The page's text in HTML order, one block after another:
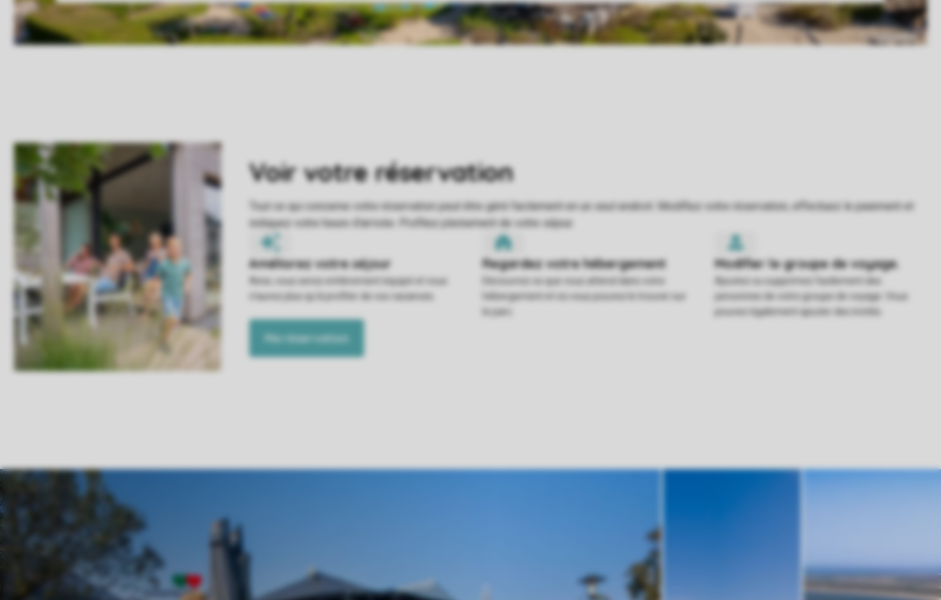
Ainsi, vous serez entièrement équipé et vous
n'aurez plus qu'à profiter de vos vacances.
Découvrez ce que vous attend dans votre
hébergement et où vous pouvez le trouver sur
le parc.
Ajoutez ou supprimez facilement des
personnes de votre groupe de voyage. Vous
pouvez également ajouter des invités.
Ma réservation